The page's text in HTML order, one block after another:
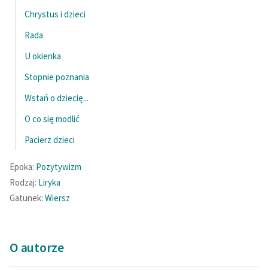
Chrystus i dzieci
Rada
U okienka
Stopnie poznania
Wstań o dziecię...
O co się modlić
Pacierz dzieci
Epoka: Pozytywizm
Rodzaj: Liryka
Gatunek: Wiersz
O autorze